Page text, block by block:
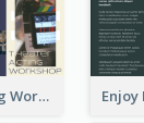
Theater Acting Workshop Brochure